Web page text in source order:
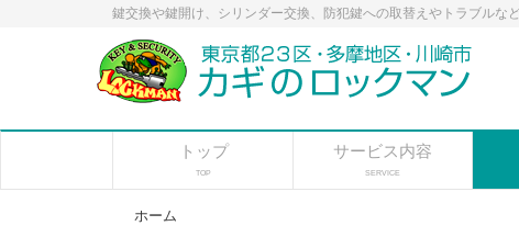
鍵交換や鍵開け、シリンダー交換、防犯鍵への取替えやトラブル
トップ
TOP
サービス内容
SERVICE
ホーム